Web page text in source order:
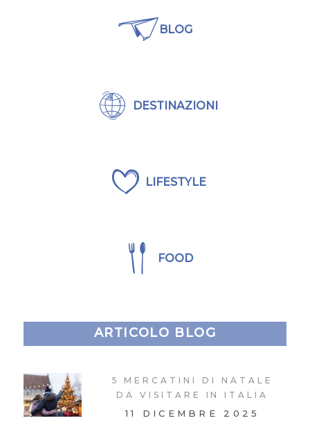
BLOG
DESTINAZIONI
LIFESTYLE
FOOD
ARTICOLO BLOG
5 MERCATINI DI NATALE
DA VISITARE IN ITALIA
11 DICEMBRE 2025